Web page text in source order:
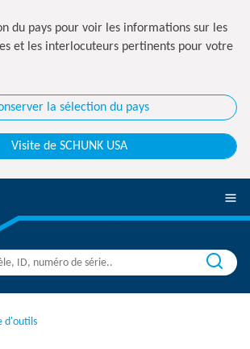
du pays pour voir les informations sur les
et les interlocuteurs pertinents pour votre
la sélection du pays
Visite de SCHUNK USA
d'outils